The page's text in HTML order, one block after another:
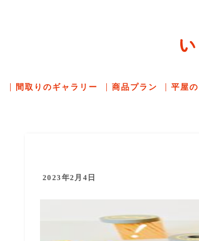
間取りのギャラリー 商品プラン 平屋
2023年2月4日